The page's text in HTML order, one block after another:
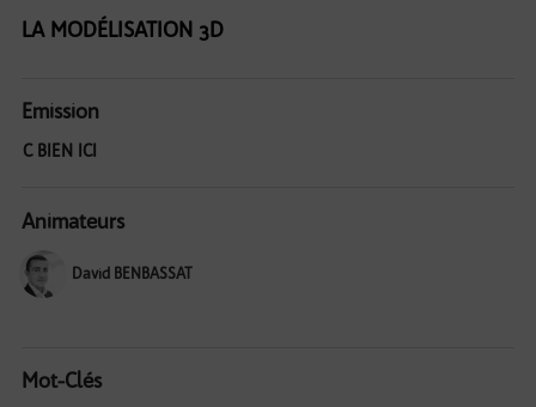
LA MODÉLISATION 3D
Emission
C BIEN ICI
Animateurs
David BENBASSAT
Mot-Clés